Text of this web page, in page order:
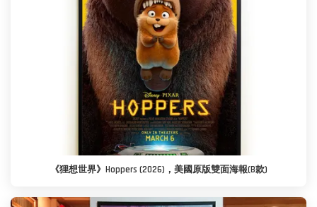
《狸想世界》Hoppers (2026)，美國原版雙面海報(B款)